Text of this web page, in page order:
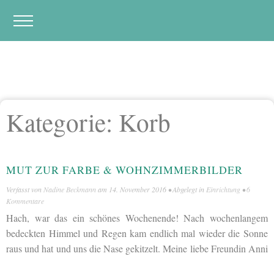
Kategorie: Korb
MUT ZUR FARBE & WOHNZIMMERBILDER
Verfasst von Nadine Beckmann am 14. November 2016 • Abgelegt in Einrichtung •6
Kommentare
Hach, war das ein schönes Wochenende! Nach wochenlangem
bedeckten Himmel und Regen kam endlich mal wieder die Sonne
raus und hat und uns die Nase gekitzelt. Meine liebe Freundin Anni